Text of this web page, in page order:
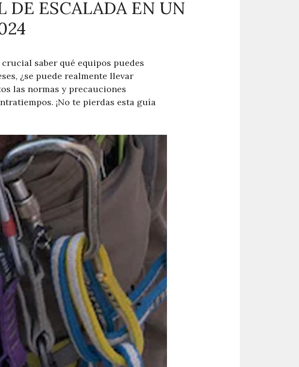
DE ESCALADA EN UN
saber qué equipos puedes
¿se puede realmente llevar
las normas y precauciones
¡No te pierdas esta guía